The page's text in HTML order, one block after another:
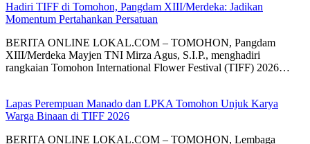
Hadiri TIFF di Tomohon, Pangdam XIII/Merdeka: Jadikan
Momentum Pertahankan Persatuan
BERITA ONLINE LOKAL.COM – ​TOMOHON, Pangdam
XIII/Merdeka Mayjen TNI Mirza Agus, S.I.P., menghadiri
rangkaian Tomohon International Flower Festival (TIFF) 2026…
Lapas Perempuan Manado dan LPKA Tomohon Unjuk Karya
Warga Binaan di TIFF 2026
BERITA ONLINE LOKAL.COM – ​TOMOHON, Lembaga